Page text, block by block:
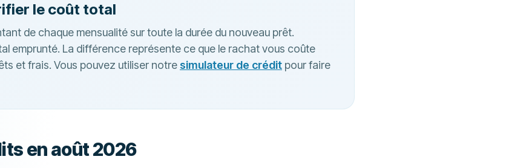
le coût total
de chaque mensualité sur toute la durée du nouveau prêt.
emprunté. La différence représente ce que le rachat vous coûte
et frais. Vous pouvez utiliser notresimulateur de crédit pour faire
en août 2026